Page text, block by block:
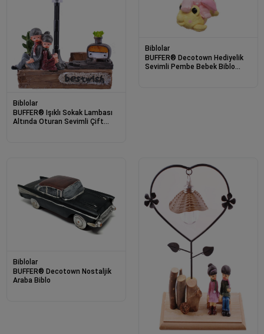
Biblolar
BUFFER® Işıklı Sokak Lambası
Altında Oturan Sevimli Çift
Biblolar
BUFFER® Decotown Hediyelik
Sevimli Pembe Bebek Biblo
Biblolar
BUFFER® Decotown Nostaljik
Araba Biblo